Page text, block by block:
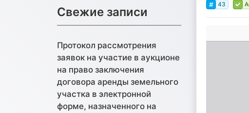
Свежие записи
Протокол рассмотрения
заявок на участие в аукционе
на право заключения
договора аренды земельного
участка в электронной
форме, назначенного на
43